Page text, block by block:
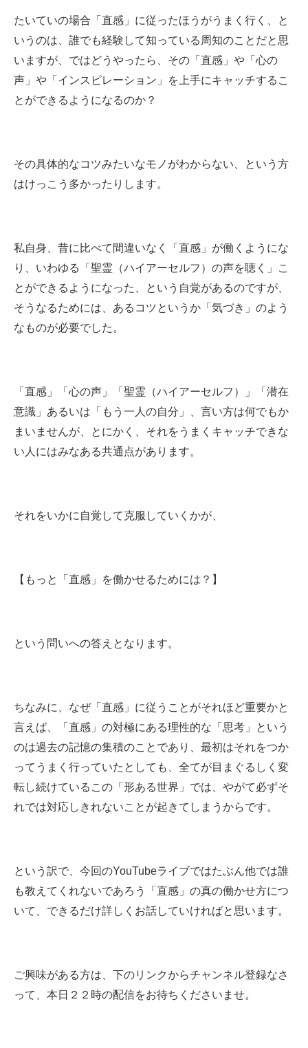
たいていの場合「直感」に従ったほうがうまく行く、と
いうのは、誰でも経験して知っている周知のことだと思
いますが、ではどうやったら、その「直感」や「心の
声」や「インスピレーション」を上手にキャッチするこ
とができるようになるのか？
その具体的なコツみたいなモノがわからない、という方
はけっこう多かったりします。
私自身、昔に比べて間違いなく「直感」が働くようにな
り、いわゆる「聖霊（ハイアーセルフ）の声を聴く」こ
とができるようになった、という自覚があるのですが、
そうなるためには、あるコツというか「気づき」のよう
なものが必要でした。
「直感」「心の声」「聖霊（ハイアーセルフ）」「潜在
意識」あるいは「もう一人の自分」、言い方は何でもか
まいませんが、とにかく、それをうまくキャッチできな
い人にはみなある共通点があります。
それをいかに自覚して克服していくかが、
【もっと「直感」を働かせるためには？】
という問いへの答えとなります。
ちなみに、なぜ「直感」に従うことがそれほど重要かと
言えば、「直感」の対極にある理性的な「思考」という
のは過去の記憶の集積のことであり、最初はそれをつか
ってうまく行っていたとしても、全てが目まぐるしく変
転し続けているこの「形ある世界」では、やがて必ずそ
れでは対応しきれないことが起きてしまうからです。
という訳で、今回のYouTubeライブではたぶん他では誰
も教えてくれないであろう「直感」の真の働かせ方につ
いて、できるだけ詳しくお話していければと思います。
ご興味がある方は、下のリンクからチャンネル登録なさ
って、本日２２時の配信をお待ちくださいませ。